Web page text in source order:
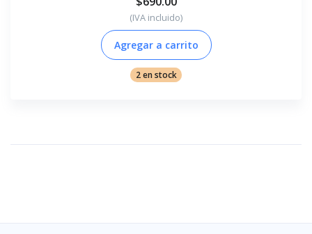
(IVA incluido)
Agregar a carrito
2 en stock